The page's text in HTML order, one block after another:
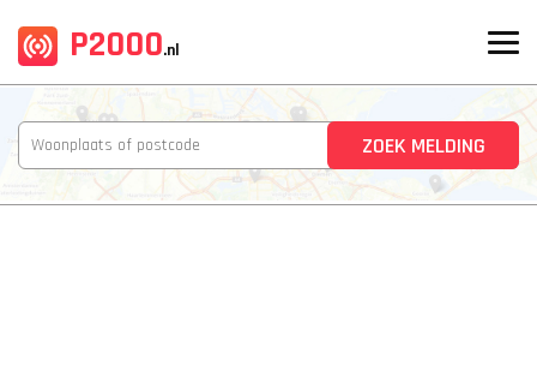
P2000.nl